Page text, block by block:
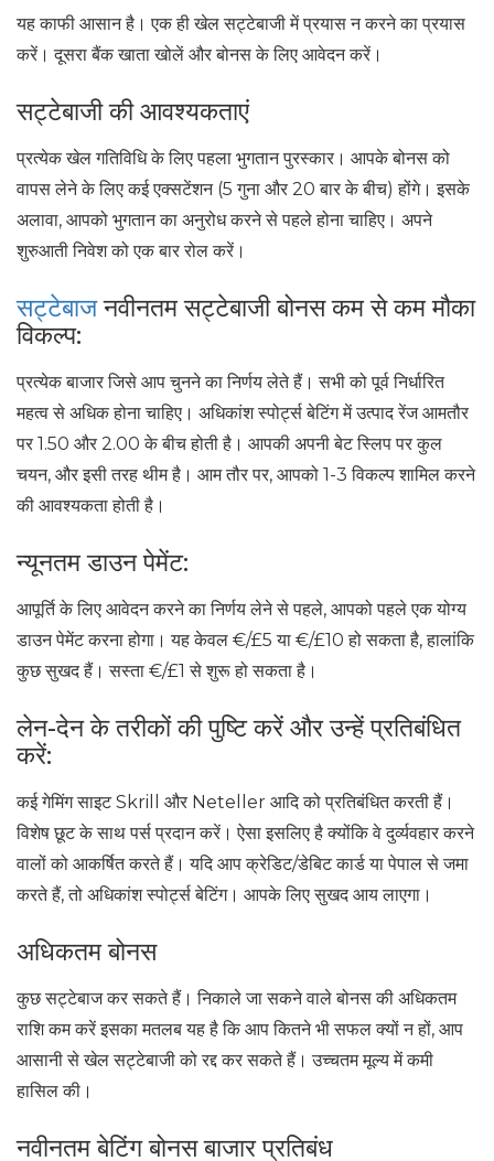
यह काफी आसान है। एक ही खेल सट्टेबाजी में प्रयास न करने का प्रयास
करें। दूसरा बैंक खाता खोलें और बोनस के लिए आवेदन करें।
सट्टेबाजी की आवश्यकताएं
प्रत्येक खेल गतिविधि के लिए पहला भुगतान पुरस्कार। आपके बोनस को
वापस लेने के लिए कई एक्सटेंशन (5 गुना और 20 बार के बीच) होंगे। इसके
अलावा, आपको भुगतान का अनुरोध करने से पहले होना चाहिए। अपने
शुरुआती निवेश को एक बार रोल करें।
सट्टेबाजनवीनतम सट्टेबाजी बोनस कम से कम मौका
विकल्प:
प्रत्येक बाजार जिसे आप चुनने का निर्णय लेते हैं। सभी को पूर्व निर्धारित
महत्व से अधिक होना चाहिए। अधिकांश स्पोर्ट्स बेटिंग में उत्पाद रेंज आमतौर
पर 1.50 और 2.00 के बीच होती है। आपकी अपनी बेट स्लिप पर कुल
चयन, और इसी तरह थीम है। आम तौर पर, आपको 1-3 विकल्प शामिल करने
की आवश्यकता होती है।
न्यूनतम डाउन पेमेंट:
आपूर्ति के लिए आवेदन करने का निर्णय लेने से पहले, आपको पहले एक योग्य
डाउन पेमेंट करना होगा। यह केवल €/£5 या €/£10 हो सकता है, हालांकि
कुछ सुखद हैं। सस्ता €/£1 से शुरू हो सकता है।
लेन-देन के तरीकों की पुष्टि करें और उन्हें प्रतिबंधित
करें:
कई गेमिंग साइट Skrill और Neteller आदि को प्रतिबंधित करती हैं।
विशेष छूट के साथ पर्स प्रदान करें। ऐसा इसलिए है क्योंकि वे दुर्व्यवहार करने
वालों को आकर्षित करते हैं। यदि आप क्रेडिट/डेबिट कार्ड या पेपाल से जमा
करते हैं, तो अधिकांश स्पोर्ट्स बेटिंग। आपके लिए सुखद आय लाएगा।
अधिकतम बोनस
कुछ सट्टेबाज कर सकते हैं। निकाले जा सकने वाले बोनस की अधिकतम
राशि कम करें इसका मतलब यह है कि आप कितने भी सफल क्यों न हों, आप
आसानी से खेल सट्टेबाजी को रद्द कर सकते हैं। उच्चतम मूल्य में कमी
हासिल की।
नवीनतम बेटिंग बोनस बाजार प्रतिबंध